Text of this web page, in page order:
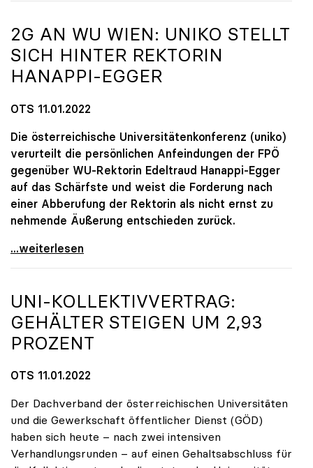
2G AN WU WIEN: UNIKO STELLT
SICH HINTER REKTORIN
HANAPPI-EGGER
OTS 11.01.2022
Die österreichische Universitätenkonferenz (uniko)
verurteilt die persönlichen Anfeindungen der FPÖ
gegenüber WU-Rektorin Edeltraud Hanappi-Egger
auf das Schärfste und weist die Forderung nach
einer Abberufung der Rektorin als nicht ernst zu
nehmende Äußerung entschieden zurück.
2G an WU Wien: uniko stellt sich hinter Rektorin
...weiterlesen
UNI-KOLLEKTIVVERTRAG:
GEHÄLTER STEIGEN UM 2,93
PROZENT
OTS 11.01.2022
Der Dachverband der österreichischen Universitäten
und die Gewerkschaft öffentlicher Dienst (GÖD)
haben sich heute – nach zwei intensiven
Verhandlungsrunden – auf einen Gehaltsabschluss für